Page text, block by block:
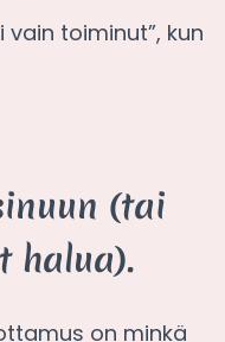
toiminut”, kun
(tai
halua).
on minkä